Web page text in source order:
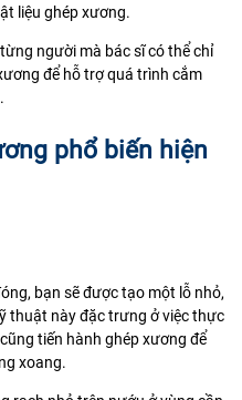
liệu ghép xương.
người mà bác sĩ có thể chỉ
để hỗ trợ quá trình cắm
phổ biến hiện
bạn sẽ được tạo một lỗ nhỏ,
thuật này đặc trưng ở việc thực
tiến hành ghép xương để
xoang.